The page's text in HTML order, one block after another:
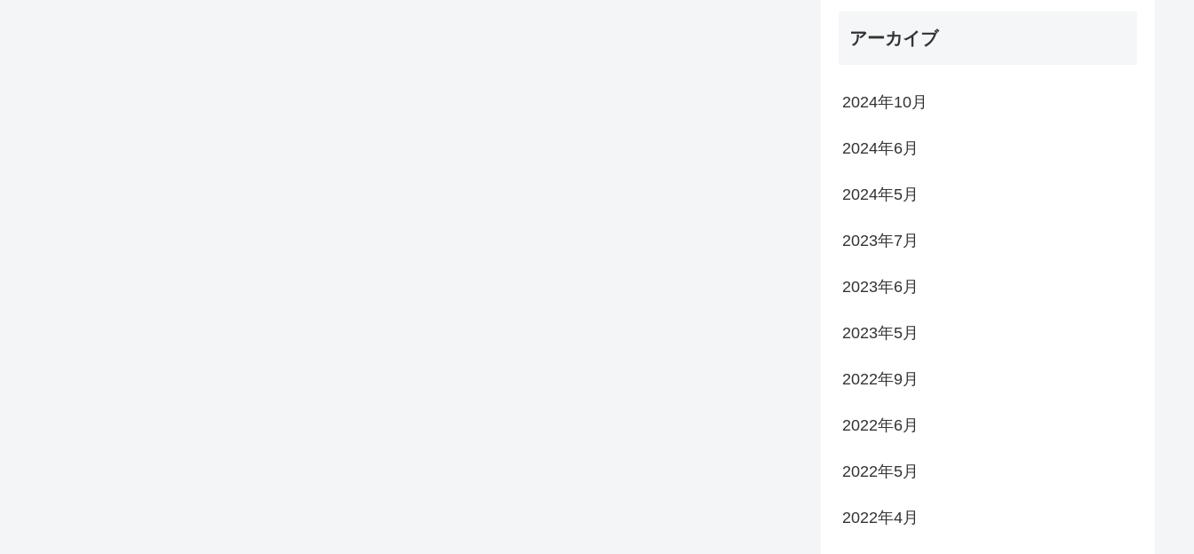
アーカイブ
2024年10月
2024年6月
2024年5月
2023年7月
2023年6月
2023年5月
2022年9月
2022年6月
2022年5月
2022年4月